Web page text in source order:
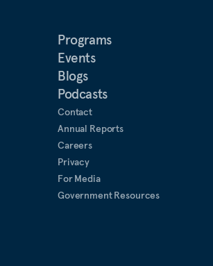
Programs
Events
Blogs
Podcasts
Contact
Annual Reports
Careers
Privacy
For Media
Government Resources